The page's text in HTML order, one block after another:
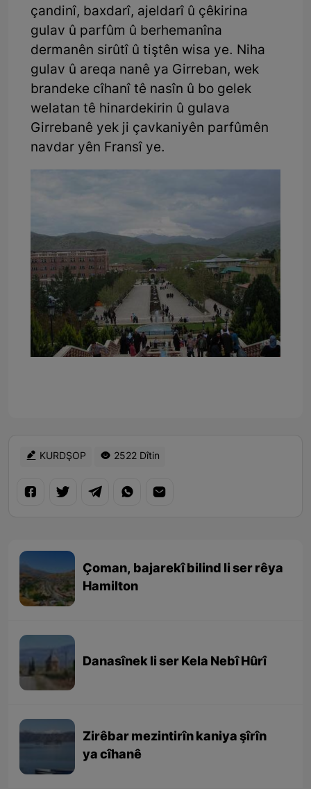
çandinî, baxdarî, ajeldarî û çêkirina
gulav û parfûm û berhemanîna
dermanên sirûtî û tiştên wisa ye. Niha
gulav û areqa nanê ya Girreban, wek
brandeke cîhanî tê nasîn û bo gelek
welatan tê hinardekirin û gulava
Girrebanê yek ji çavkaniyên parfûmên
navdar yên Fransî ye.
KURDŞOP 2522 Dîtin
Çoman, bajarekî bilind li ser rêya
Hamilton
Danasînek li ser Kela Nebî Hûrî
Zirêbar mezintirîn kaniya şîrîn
ya cîhanê